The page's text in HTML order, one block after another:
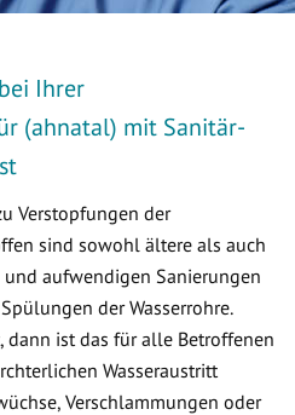
Ihrer
(ahnatal) mit Sanitär-
Verstopfungen der
sind sowohl ältere als auch
und aufwendigen Sanierungen
der Wasserrohre.
dann ist das für alle Betroffenen
Wasseraustritt
Verschlammungen oder